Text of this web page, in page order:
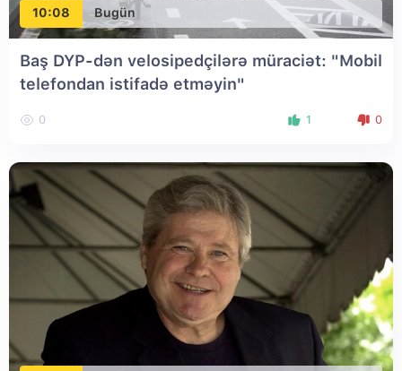
10:08 Bugün
Baş DYP-dən velosipedçilərə müraciət: "Mobil
telefondan istifadə etməyin"
0 1 0